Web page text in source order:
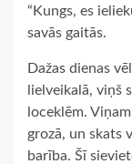
“Kungs, es
savās gaitās.
Dažas dienas
lielveikalā, viņš
loceklēm.
grozā, un skats
barība. Šī